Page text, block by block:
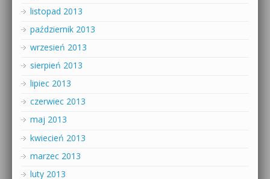
listopad 2013
październik 2013
wrzesień 2013
sierpień 2013
lipiec 2013
czerwiec 2013
maj 2013
kwiecień 2013
marzec 2013
luty 2013